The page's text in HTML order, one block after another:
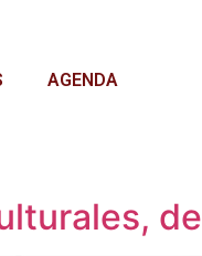
AGENDA